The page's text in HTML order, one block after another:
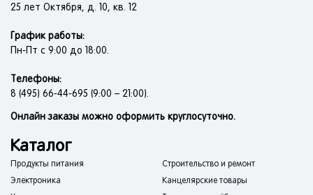
25 лет Октября, д. 10, кв. 12
График работы:
Пн-Пт с 9:00 до 18:00.
Телефоны:
8 (495) 66-44-695 (9:00 – 21:00).
Онлайн заказы можно оформить круглосуточно.
Каталог
Продукты питания
Строительство и ремонт
Электроника
Канцелярские товары